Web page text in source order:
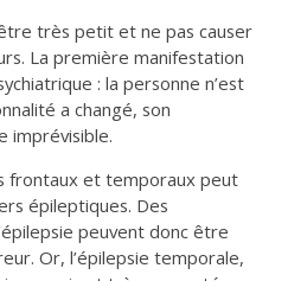
très petit et ne pas causer
La première manifestation
: la personne n’est
a changé, son
imprévisible.
frontaux et temporaux peut
épileptiques. Des
peuvent donc être
Or, l’épilepsie temporale,